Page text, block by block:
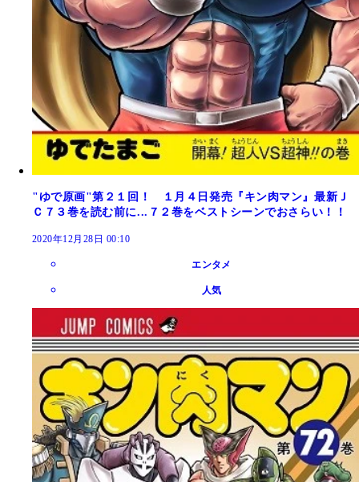
"ゆで原画"第２１回！ １月４日発売『キン肉マン』最新Ｊ
Ｃ７３巻を読む前に...７２巻をベストシーンでおさらい！！
2020年12月28日 00:10
エンタメ
人気